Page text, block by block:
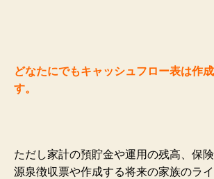
どなたにでもキャッシュフロー表は作
す。
ただし家計の預貯金や運用の残高、保険
源泉徴収票や作成する将来の家族のラ